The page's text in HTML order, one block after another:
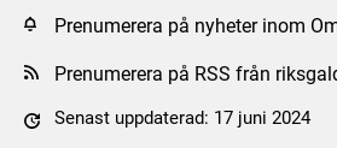
Prenumerera på nyheter inom
Prenumerera på RSS från
Senast uppdaterad: 17 juni 2024